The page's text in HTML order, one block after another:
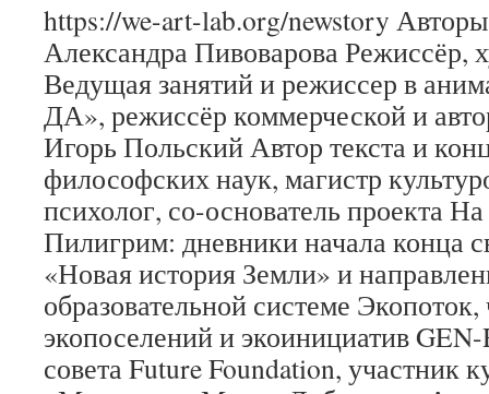
https://we-art-lab.org/newstory
Александра Пивоварова Режиссёр,
Ведущая занятий и режиссер в
ДА», режиссёр коммерческой и
Игорь Польский Автор текста и
философских наук, магистр
психолог, со-основатель проекта
Пилигрим: дневники начала конца
«Новая история Земли» и
образовательной системе
экопоселений и экоинициатив GEN-
совета Future Foundation, участник